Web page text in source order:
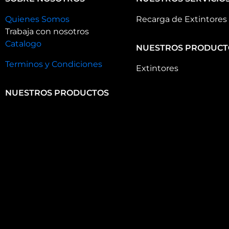
Quienes Somos
Trabaja con nosotros
Catalogo
Terminos y Condiciones
NUESTROS PRODUCTOS
Recarga de Extintores
NUESTROS
Extintores